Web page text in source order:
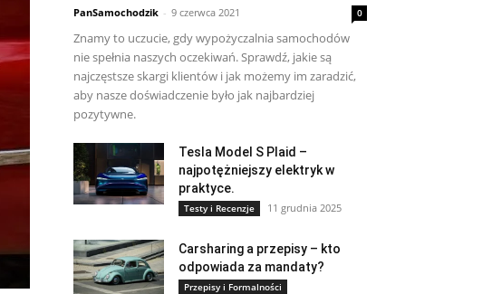
PanSamochodzik - 9 czerwca 2021 0
Znamy to uczucie, gdy wypożyczalnia samochodów
nie spełnia naszych oczekiwań. Sprawdź, jakie są
najczęstsze skargi klientów i jak możemy im zaradzić,
aby nasze doświadczenie było jak najbardziej
pozytywne.
Tesla Model S Plaid –
najpotężniejszy elektryk w
praktyce.
Testy i Recenzje 11 grudnia 2025
Carsharing a przepisy – kto
odpowiada za mandaty?
Przepisy i Formalności